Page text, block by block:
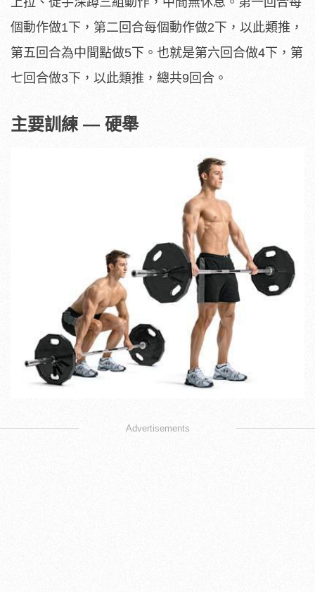
個動作做1下，第二回合每個動作做2下，以此類推，
第五回合為中間點做5下。也就是第六回合做4下，第
七回合做3下，以此類推，總共9回合。
主要訓練 — 硬舉
Advertisements